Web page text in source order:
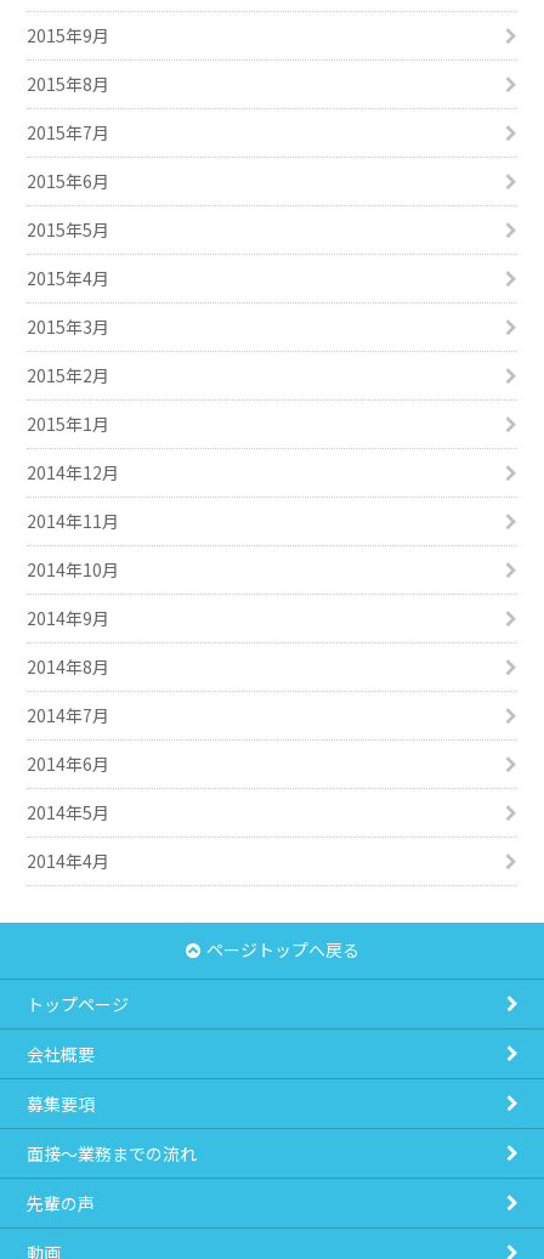
2015年9月
2015年8月
2015年7月
2015年6月
2015年5月
2015年4月
2015年3月
2015年2月
2015年1月
2014年12月
2014年11月
2014年10月
2014年9月
2014年8月
2014年7月
2014年6月
2014年5月
2014年4月
ページトップへ戻る
トップページ
会社概要
募集要項
面接～業務までの流れ
先輩の声
動画